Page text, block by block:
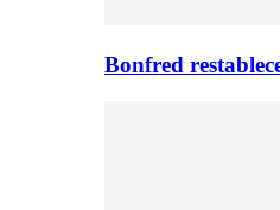
Bonfred